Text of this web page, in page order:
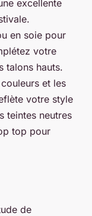
excellente
en soie pour
votre
talons hauts.
et les
votre style
teintes neutres
top pour
de